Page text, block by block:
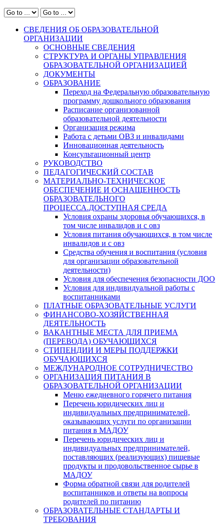
СВЕДЕНИЯ ОБ ОБРАЗОВАТЕЛЬНОЙ
ОРГАНИЗАЦИИ
ОСНОВНЫЕ СВЕДЕНИЯ
СТРУКТУРА И ОРГАНЫ УПРАВЛЕНИЯ
ОБРАЗОВАТЕЛЬНОЙ ОРГАНИЗАЦИЕЙ
ДОКУМЕНТЫ
ОБРАЗОВАНИЕ
Переход на Федеральную образовательную
программу дошкольного образования
Расписание организованной
образовательной деятельности
Организация режима
Работа с детьми ОВЗ и инвалидами
Инновационная деятельность
Консультационный центр
РУКОВОДСТВО
ПЕДАГОГИЧЕСКИЙ СОСТАВ
МАТЕРИАЛЬНО-ТЕХНИЧЕСКОЕ
ОБЕСПЕЧЕНИЕ И ОСНАЩЕННОСТЬ
ОБРАЗОВАТЕЛЬНОГО
ПРОЦЕССА.ДОСТУПНАЯ СРЕДА
Условия охраны здоровья обучающихся, в
том числе инвалидов и с овз
Условия питания обучающихся, в том числе
инвалидов и с овз
Средства обучения и воспитания (условия
для организации образовательной
деятельности)
Условия для обеспечения безопасности ДОО
Условия для индивидуальной работы с
воспитанниками
ПЛАТНЫЕ ОБРАЗОВАТЕЛЬНЫЕ УСЛУГИ
ФИНАНСОВО-ХОЗЯЙСТВЕННАЯ
ДЕЯТЕЛЬНОСТЬ
ВАКАНТНЫЕ МЕСТА ДЛЯ ПРИЕМА
(ПЕРЕВОДА) ОБУЧАЮЩИХСЯ
СТИПЕНДИИ И МЕРЫ ПОДДЕРЖКИ
ОБУЧАЮЩИХСЯ
МЕЖДУНАРОДНОЕ СОТРУДНИЧЕСТВО
ОРГАНИЗАЦИЯ ПИТАНИЯ В
ОБРАЗОВАТЕЛЬНОЙ ОРГАНИЗАЦИИ
Меню ежедневного горячего питания
Перечень юридических лиц и
индивидуальных предпринимателей,
оказывающих услуги по организации
питания в МАДОУ
Перечень юридических лиц и
индивидуальных предпринимателей,
поставляющих (реализующих) пищевые
продукты и продовольственное сырье в
МАДОУ
Форма обратной связи для родителей
воспитанников и ответы на вопросы
родителей по питанию
ОБРАЗОВАТЕЛЬНЫЕ СТАНДАРТЫ И
ТРЕБОВАНИЯ